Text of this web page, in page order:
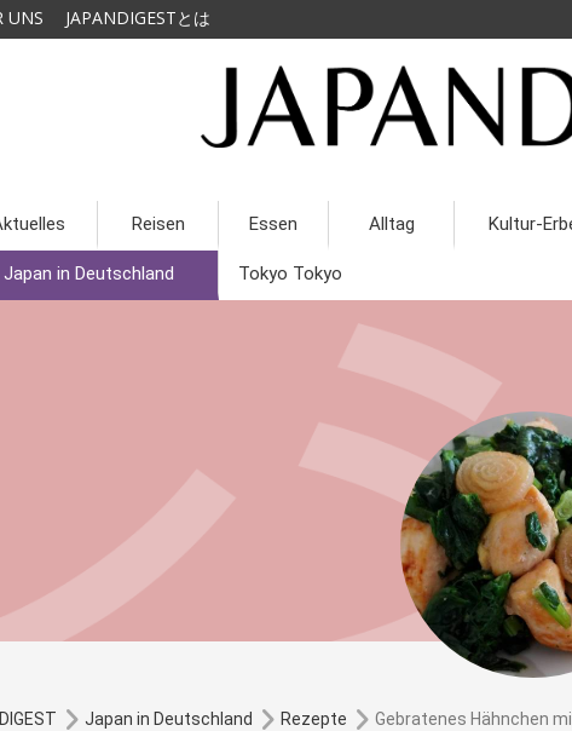
UNS JAPANDIGESTとは
Reisen Essen Alltag Kultur-
Japan in Deutschland Tokyo Tokyo
Japan in Deutschland Rezepte Gebratenes Hähnchen